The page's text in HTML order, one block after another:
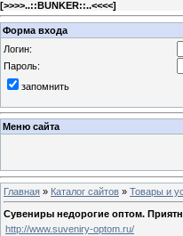
[>>>>..::BUNKER::..<<<<]
Форма входа
Логин:
Пароль:
запомнить
Меню сайта
Главная » Каталог сайтов » Товары и
Сувениры недорогие оптом.
http://www.suveniry-optom.ru/